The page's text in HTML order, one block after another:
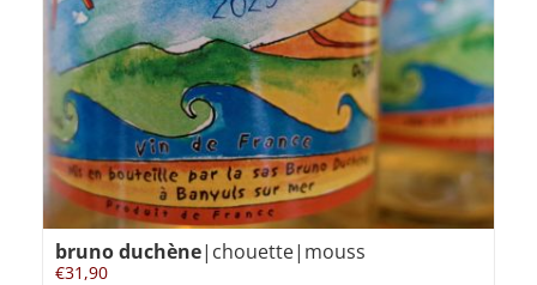
bruno duchène|chouette|mouss
€31,90